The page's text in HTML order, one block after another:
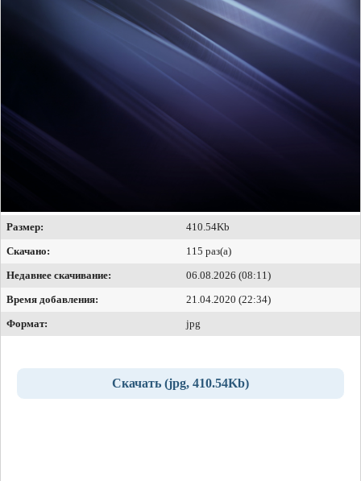
Размер:
410.54Kb
Скачано:
115 раз(а)
Недавнее скачивание:
06.08.2026 (08:11)
Время добавления:
21.04.2020 (22:34)
Формат:
jpg
Скачать (jpg, 410.54Kb)